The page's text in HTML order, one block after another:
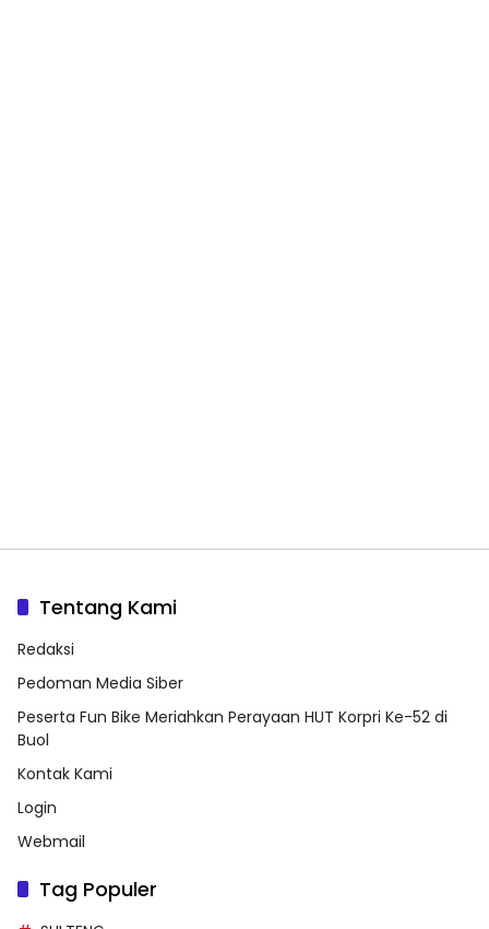
Redaksi
Pedoman Media Siber
Peserta Fun Bike Meriahkan Perayaan HUT Korpri Ke-52 di
Buol
Kontak Kami
Login